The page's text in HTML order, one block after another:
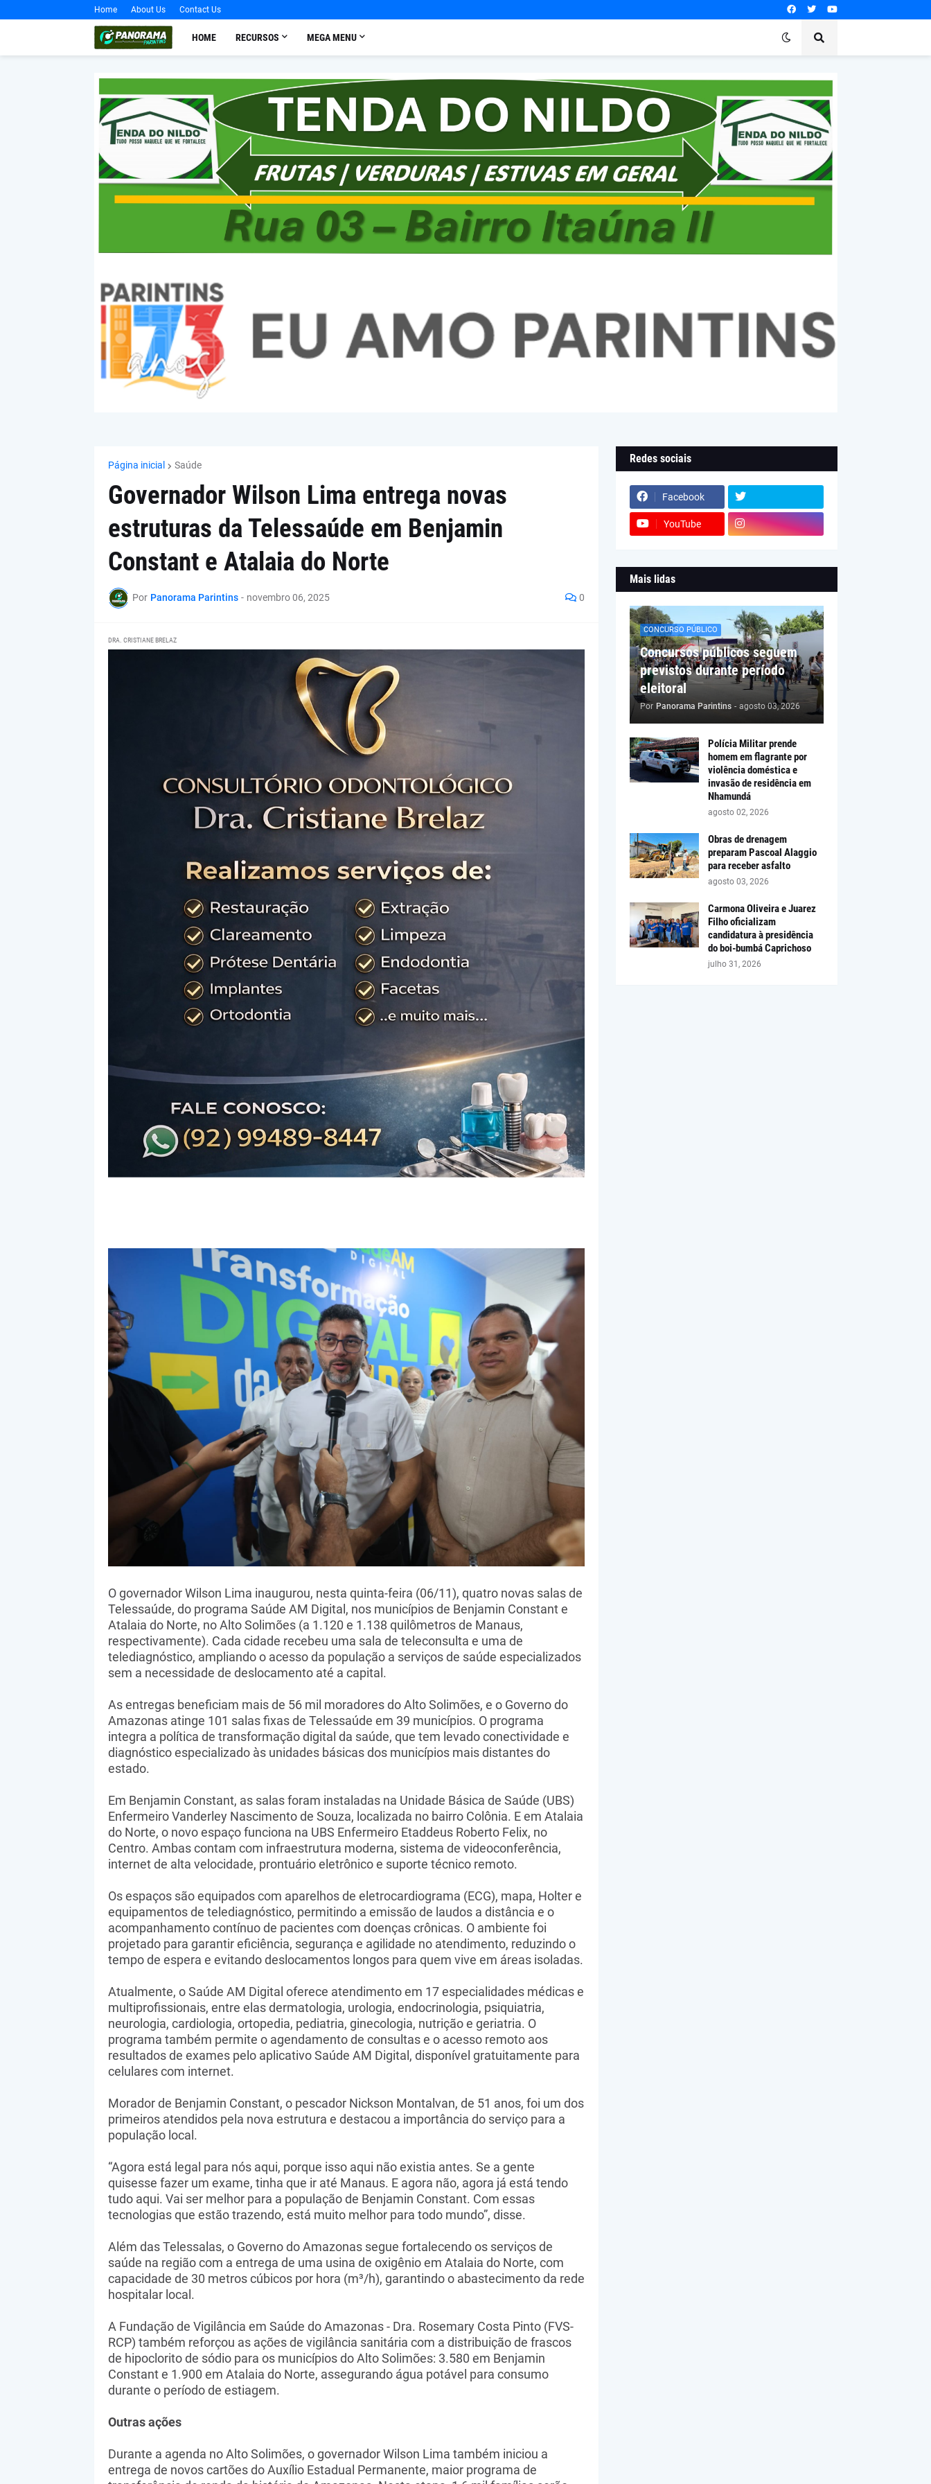
Home About Us Contact Us
HOME RECURSOS MEGA MENU
Página inicial Saúde
Governador Wilson Lima entrega novas
estruturas da Telessaúde em Benjamin
Constant e Atalaia do Norte
Por Panorama Parintins - novembro 06, 2025 0
DRA. CRISTIANE BRELAZ
O governador Wilson Lima inaugurou, nesta quinta-feira (06/11), quatro novas salas de
Telessaúde, do programa Saúde AM Digital, nos municípios de Benjamin Constant e
Atalaia do Norte, no Alto Solimões (a 1.120 e 1.138 quilômetros de Manaus,
respectivamente). Cada cidade recebeu uma sala de teleconsulta e uma de
telediagnóstico, ampliando o acesso da população a serviços de saúde especializados
sem a necessidade de deslocamento até a capital.
As entregas beneficiam mais de 56 mil moradores do Alto Solimões, e o Governo do
Amazonas atinge 101 salas fixas de Telessaúde em 39 municípios. O programa
integra a política de transformação digital da saúde, que tem levado conectividade e
diagnóstico especializado às unidades básicas dos municípios mais distantes do
estado.
Em Benjamin Constant, as salas foram instaladas na Unidade Básica de Saúde (UBS)
Enfermeiro Vanderley Nascimento de Souza, localizada no bairro Colônia. E em Atalaia
do Norte, o novo espaço funciona na UBS Enfermeiro Etaddeus Roberto Felix, no
Centro. Ambas contam com infraestrutura moderna, sistema de videoconferência,
internet de alta velocidade, prontuário eletrônico e suporte técnico remoto.
Os espaços são equipados com aparelhos de eletrocardiograma (ECG), mapa, Holter e
equipamentos de telediagnóstico, permitindo a emissão de laudos a distância e o
acompanhamento contínuo de pacientes com doenças crônicas. O ambiente foi
projetado para garantir eficiência, segurança e agilidade no atendimento, reduzindo o
tempo de espera e evitando deslocamentos longos para quem vive em áreas isoladas.
Atualmente, o Saúde AM Digital oferece atendimento em 17 especialidades médicas e
multiprofissionais, entre elas dermatologia, urologia, endocrinologia, psiquiatria,
neurologia, cardiologia, ortopedia, pediatria, ginecologia, nutrição e geriatria. O
programa também permite o agendamento de consultas e o acesso remoto aos
resultados de exames pelo aplicativo Saúde AM Digital, disponível gratuitamente para
celulares com internet.
Morador de Benjamin Constant, o pescador Nickson Montalvan, de 51 anos, foi um dos
primeiros atendidos pela nova estrutura e destacou a importância do serviço para a
população local.
“Agora está legal para nós aqui, porque isso aqui não existia antes. Se a gente
quisesse fazer um exame, tinha que ir até Manaus. E agora não, agora já está tendo
tudo aqui. Vai ser melhor para a população de Benjamin Constant. Com essas
tecnologias que estão trazendo, está muito melhor para todo mundo”, disse.
Além das Telessalas, o Governo do Amazonas segue fortalecendo os serviços de
saúde na região com a entrega de uma usina de oxigênio em Atalaia do Norte, com
capacidade de 30 metros cúbicos por hora (m³/h), garantindo o abastecimento da rede
hospitalar local.
A Fundação de Vigilância em Saúde do Amazonas - Dra. Rosemary Costa Pinto (FVS-
RCP) também reforçou as ações de vigilância sanitária com a distribuição de frascos
de hipoclorito de sódio para os municípios do Alto Solimões: 3.580 em Benjamin
Constant e 1.900 em Atalaia do Norte, assegurando água potável para consumo
durante o período de estiagem.
Outras ações
Durante a agenda no Alto Solimões, o governador Wilson Lima também iniciou a
entrega de novos cartões do Auxílio Estadual Permanente, maior programa de
Redes sociais
Facebook
YouTube
Mais lidas
CONCURSO PÚBLICO
Concursos públicos seguem
previstos durante período
eleitoral
Por Panorama Parintins - agosto 03, 2026
Polícia Militar prende
homem em flagrante por
violência doméstica e
invasão de residência em
Nhamundá
agosto 02, 2026
Obras de drenagem
preparam Pascoal Alaggio
para receber asfalto
agosto 03, 2026
Carmona Oliveira e Juarez
Filho oficializam
candidatura à presidência
do boi-bumbá Caprichoso
julho 31, 2026